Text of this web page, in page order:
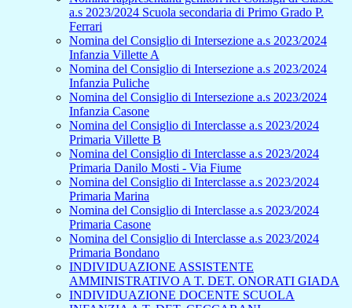
a.s 2023/2024 Scuola secondaria di Primo Grado P.
Ferrari
Nomina del Consiglio di Intersezione a.s 2023/2024
Infanzia Villette A
Nomina del Consiglio di Intersezione a.s 2023/2024
Infanzia Puliche
Nomina del Consiglio di Intersezione a.s 2023/2024
Infanzia Casone
Nomina del Consiglio di Interclasse a.s 2023/2024
Primaria Villette B
Nomina del Consiglio di Interclasse a.s 2023/2024
Primaria Danilo Mosti - Via Fiume
Nomina del Consiglio di Interclasse a.s 2023/2024
Primaria Marina
Nomina del Consiglio di Interclasse a.s 2023/2024
Primaria Casone
Nomina del Consiglio di Interclasse a.s 2023/2024
Primaria Bondano
INDIVIDUAZIONE ASSISTENTE
AMMINISTRATIVO A T. DET. ONORATI GIADA
INDIVIDUAZIONE DOCENTE SCUOLA